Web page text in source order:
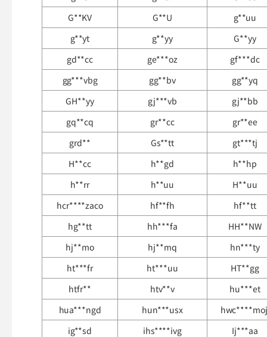
G**KV
G**U
g**uu
g**yt
g**yy
G**yy
gd**cc
ge***oz
gf***dc
gg***vbg
gg**bv
gg**yq
GH**yy
gj***vb
gj**bb
gq**cq
gr**cc
gr**ee
grd**
Gs**tt
gt***tj
H**cc
h**gd
h**hp
h**rr
h**uu
H**uu
hcr****zaco
hf**fh
hf**tt
hg**tt
hh***fa
HH**NW
hj**mo
hj**mq
hn***ty
ht***fr
ht***uu
HT**gg
htfr**
htv**v
hu***et
hua***ngd
hun***usx
ig**sd
ihs****ivg
Ij***aa